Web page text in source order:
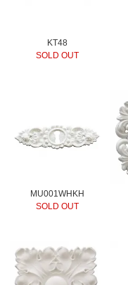
KT48
SOLD OUT
MU001WHKH
SOLD OUT